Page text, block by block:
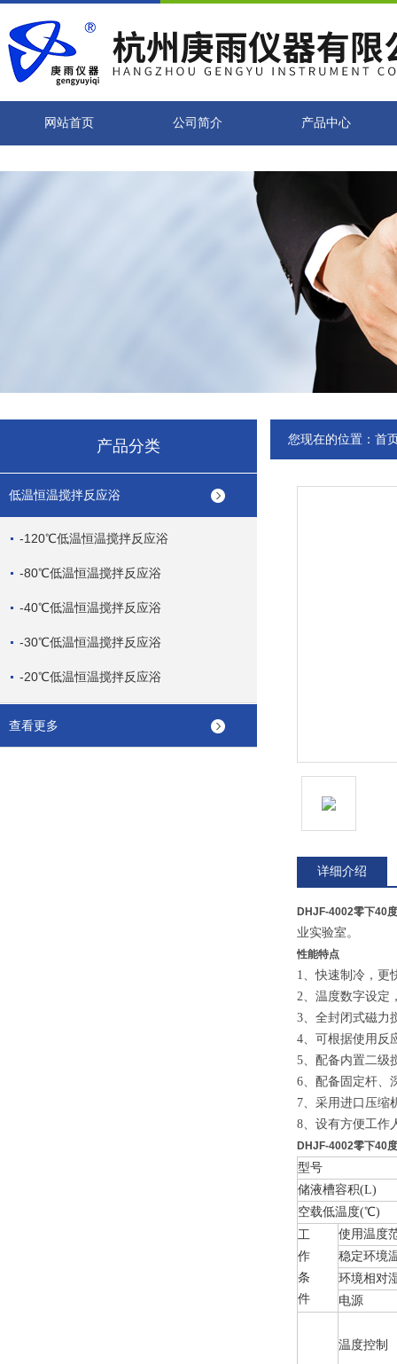
网站首页 公司简介 产品中心
产品分类
低温恒温搅拌反应浴
-120℃低温恒温搅拌反应浴
-80℃低温恒温搅拌反应浴
-40℃低温恒温搅拌反应浴
-30℃低温恒温搅拌反应浴
-20℃低温恒温搅拌反应浴
查看更多
您现在的位置： 首
详细介绍
DHJF-4002零下40度
业实验室。
性能特点
1、快速制冷，
2、温度数字设
3、全封闭式磁
4、可根据使用反
5、配备内置二级
6、配备固定杆、
7、采用进口压
8、设有方便工作
DHJF-4002零下40度
型号
储液槽容积(L)
空载低温度(℃)
工
作
条
件
使用温度
稳定环境
环境相对
电源
温度控制